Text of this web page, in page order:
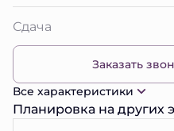
Сдача
Заказать
Все характеристики
Планировка на других